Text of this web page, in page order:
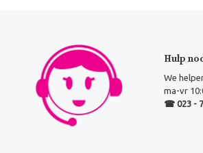
Hulp
We
ma-vr
☎ 023 -